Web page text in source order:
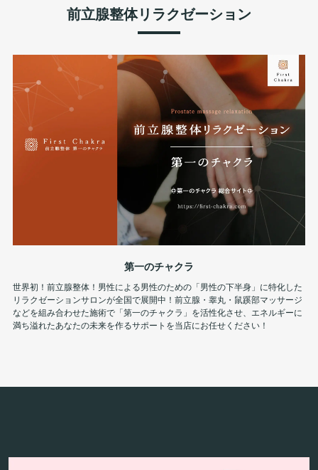
前立腺整体リラクゼーション
第一のチャクラ
世界初！前立腺整体！男性による男性のための「男性の下半身」に特化した
リラクゼーションサロンが全国で展開中！前立腺・睾丸・鼠蹊部マッサージ
などを組み合わせた施術で「第一のチャクラ」を活性化させ、エネルギーに
満ち溢れたあなたの未来を作るサポートを当店にお任せください！